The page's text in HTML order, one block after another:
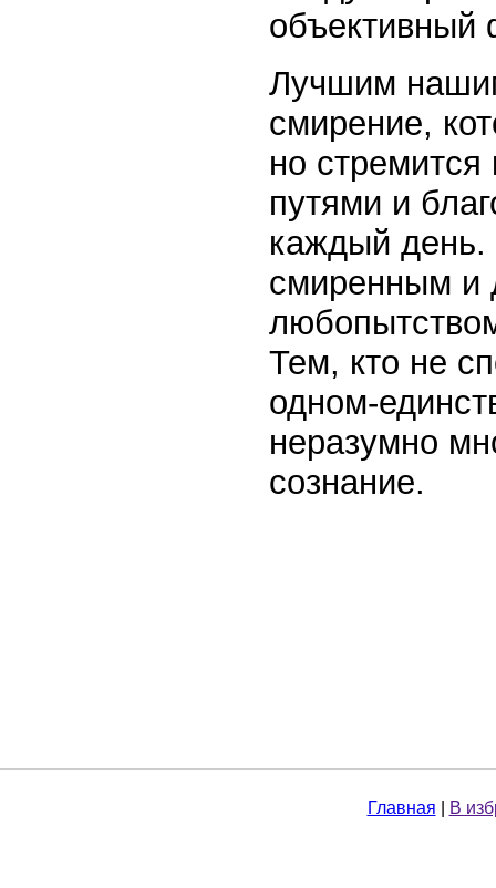
объективный
Лучшим
смирение,
но
путями и
каждый день.
смиренным и
Тем, кто не
одном-
неразумно
сознание.
Главная В